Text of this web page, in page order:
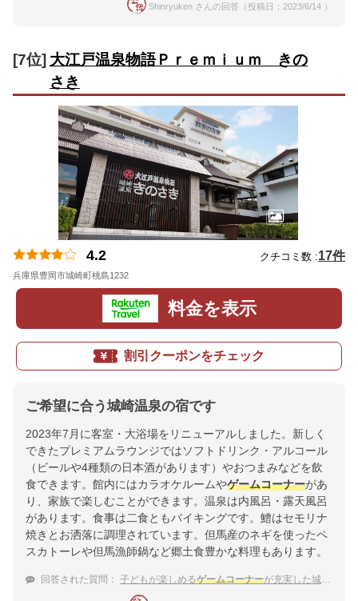
Shinryuken さんの回答（投稿日：2023/6/14 ）
[7位] 大江戸温泉物語Ｐｒｅｍｉｕｍ きの
さき
4.2 クチコミ数 :17件
兵庫県豊岡市城崎町桃島1232
料金を表示
割引クーポンをチェック
ご希望に合う城崎温泉の宿です
2023年7月に客室・大浴場をリニューアルしました。新しく
できたプレミアムラウンジではソフトドリンク・アルコール
（ビールや4種類の日本酒があります）やおつまみなどを飲
食できます。館内にはカラオケルームやゲームコーナーがあ
り、家族で楽しむことができます。温泉は内風呂・露天風呂
があります。食事は二食ともバイキングです。鱧はセモリナ
焼きとお洒落に調理されています。但馬産のネギを使ったペ
スカトーレや但馬漁師鍋など郷土食豊かな料理もあります。
回答された質問： 子どもが楽しめるゲームコーナーが充実した城崎温泉の宿は？